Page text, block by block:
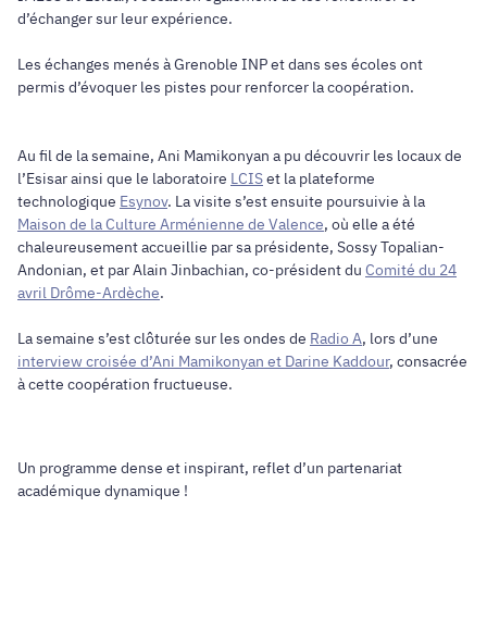
d’échanger sur leur expérience.
Les échanges menés à Grenoble INP et dans ses écoles ont
permis d’évoquer les pistes pour renforcer la coopération.
Au fil de la semaine, Ani Mamikonyan a pu découvrir les locaux de
l’Esisar ainsi que le laboratoire LCISet la plateforme
technologique Esynov. La visite s’est ensuite poursuivie à la
Maison de la Culture Arménienne de Valence, où elle a été
chaleureusement accueillie par sa présidente, Sossy Topalian-
Andonian, et par Alain Jinbachian, co-président du Comité du 24
avril Drôme-Ardèche.
La semaine s’est clôturée sur les ondes de Radio A, lors d’une
interview croisée d’Ani Mamikonyan et Darine Kaddour, consacrée
à cette coopération fructueuse.
Un programme dense et inspirant, reflet d’un partenariat
académique dynamique !